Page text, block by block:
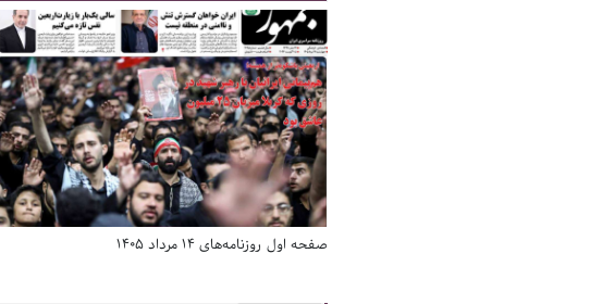
صفحه اول روزنامه‌های 14 مرداد 1405